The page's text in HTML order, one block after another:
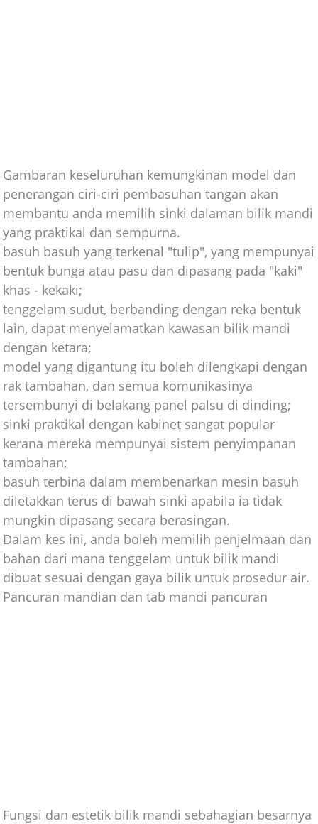
Gambaran keseluruhan kemungkinan model dan
penerangan ciri-ciri pembasuhan tangan akan
membantu anda memilih sinki dalaman bilik mandi
yang praktikal dan sempurna.
basuh basuh yang terkenal "tulip", yang mempunyai
bentuk bunga atau pasu dan dipasang pada "kaki"
khas - kekaki;
tenggelam sudut, berbanding dengan reka bentuk
lain, dapat menyelamatkan kawasan bilik mandi
dengan ketara;
model yang digantung itu boleh dilengkapi dengan
rak tambahan, dan semua komunikasinya
tersembunyi di belakang panel palsu di dinding;
sinki praktikal dengan kabinet sangat popular
kerana mereka mempunyai sistem penyimpanan
tambahan;
basuh terbina dalam membenarkan mesin basuh
diletakkan terus di bawah sinki apabila ia tidak
mungkin dipasang secara berasingan.
Dalam kes ini, anda boleh memilih penjelmaan dan
bahan dari mana tenggelam untuk bilik mandi
dibuat sesuai dengan gaya bilik untuk prosedur air.
Pancuran mandian dan tab mandi pancuran
Fungsi dan estetik bilik mandi sebahagian besarnya